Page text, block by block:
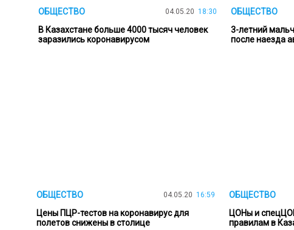
ОБЩЕСТВО 04.05.20 18:30
В Казахстане больше 4000 тысяч человек
заразились коронавирусом
ОБЩЕСТВО
3-летний
после наезда
ОБЩЕСТВО 04.05.20 16:59
Цены ПЦР-тестов на коронавирус для
полетов снижены в столице
ОБЩЕСТВО
ЦОНы и
правилам в